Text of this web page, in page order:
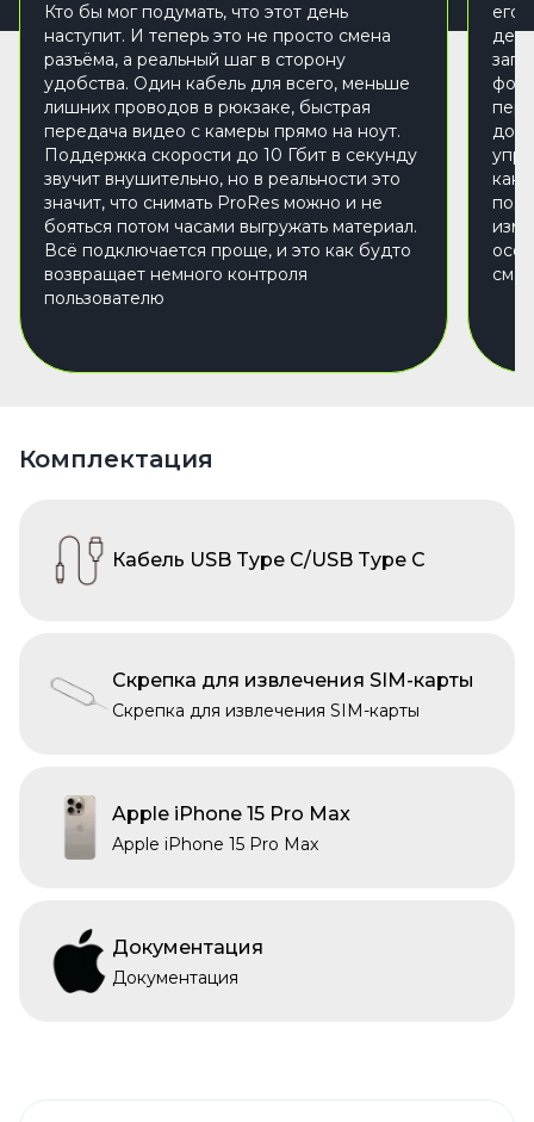
Кто бы мог подумать, что этот день
наступит. И теперь это не просто смена
разъёма, а реальный шаг в сторону
удобства. Один кабель для всего, меньше
лишних проводов в рюкзаке, быстрая
передача видео с камеры прямо на ноут.
Поддержка скорости до 10 Гбит в секунду
звучит внушительно, но в реальности это
значит, что снимать ProRes можно и не
бояться потом часами выгружать материал.
Всё подключается проще, и это как будто
возвращает немного контроля
пользователю
его
как
Комплектация
Кабель USB Type C/USB Type C
Скрепка для извлечения SIM-карты
Скрепка для извлечения SIM-карты
Apple iPhone 15 Pro Max
Apple iPhone 15 Pro Max
Документация
Документация